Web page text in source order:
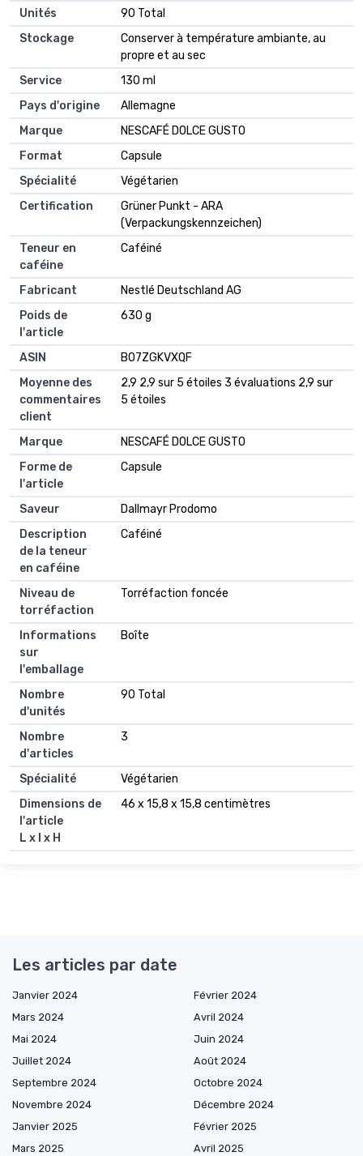
Unités
‎90 Total
Stockage
‎Conserver à température ambiante, au
propre et au sec
Service
‎130 ml
Pays d'origine
‎Allemagne
Marque
‎NESCAFÉ DOLCE GUSTO
Format
‎Capsule
Spécialité
‎Végétarien
Certification
‎Grüner Punkt - ARA
(Verpackungskennzeichen)
Teneur en
caféine
‎Caféiné
Fabricant
‎Nestlé Deutschland AG
Poids de
l'article
‎630 g
ASIN
B07ZGKVXQF
Moyenne des
commentaires
client
2,9 2,9 sur 5 étoiles 3 évaluations 2,9 sur
5 étoiles
Marque
NESCAFÉ DOLCE GUSTO
Forme de
l'article
Capsule
Saveur
Dallmayr Prodomo
Description
de la teneur
en caféine
Caféiné
Niveau de
torréfaction
Torréfaction foncée
Informations
sur
l'emballage
Boîte
Nombre
d'unités
90 Total
Nombre
d'articles
3
Spécialité
Végétarien
Dimensions de
l'article
L x l x H
46 x 15,8 x 15,8 centimètres
Les articles par date
Janvier 2024
Février 2024
Mars 2024
Avril 2024
Mai 2024
Juin 2024
Juillet 2024
Août 2024
Septembre 2024
Octobre 2024
Novembre 2024
Décembre 2024
Janvier 2025
Février 2025
Mars 2025
Avril 2025